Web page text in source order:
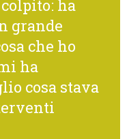
ha
grande
che ho
ha
cosa stava